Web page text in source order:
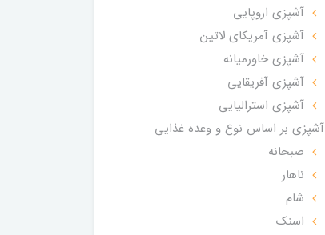
آشپزی اروپایی
آشپزی آمریکای لاتین
آشپزی خاورمیانه
آشپزی آفریقایی
آشپزی استرالیایی
آشپزی بر اساس نوع و وعده غذایی
صبحانه
ناهار
شام
اسنک